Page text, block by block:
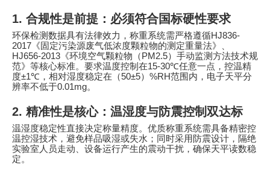
1. 合规性是前提：必须符合国标硬性要求
环保检测数据具有法律效力，称重系统需严格遵循HJ836-
2017 《固定污染源废气低浓度颗粒物的测定重量法》、
HJ656-2013 《环境空气颗粒物（ PM2.5）手动监测方法技术规
范》等核心标准。要求温度控制在15-30℃任意一点，控温精
度±1℃ ，相对湿度稳定在（50±5） %RH范围内，电子天平分
辨率不低于0.01mg。
2. 精准性是核心：温湿度与防震控制双达标
温湿度稳定性直接决定称量精度。优质称重系统需具备精密控
温控湿技术，避免样品吸湿或失水；同时采用防震设计，隔绝
实验室人员走动、设备运行产生的震动干扰，确保天平读数稳
定。